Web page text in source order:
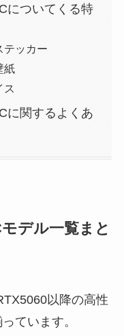
についてくる特
ッカー
紙
ス
に関するよくあ
デル一覧まと
以降の高性
ています。